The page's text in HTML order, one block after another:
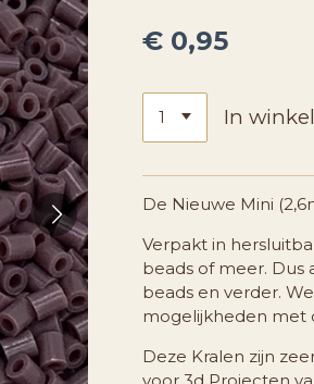
€ 0,95
In
De Nieuwe Mini
Verpakt in
beads of meer. Dus
beads en verder.
mogelijkheden met
Deze Kralen zijn